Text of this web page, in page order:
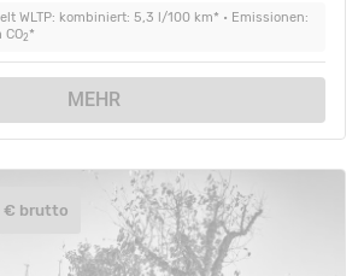
WLTP: kombiniert: 5,3 l/100 km* • Emissionen:
2*
MEHR
€ brutto